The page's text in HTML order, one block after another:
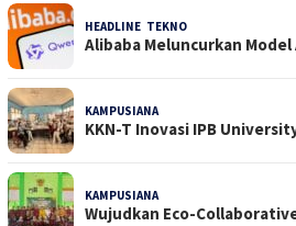
HEADLINE TEKNO
Alibaba Meluncurkan
KAMPUSIANA
KKN-T Inovasi IPB
KAMPUSIANA
Wujudkan Eco-